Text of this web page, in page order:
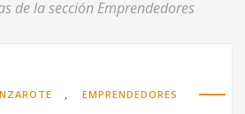
de la sección Emprendedores
, EMPRENDEDORES